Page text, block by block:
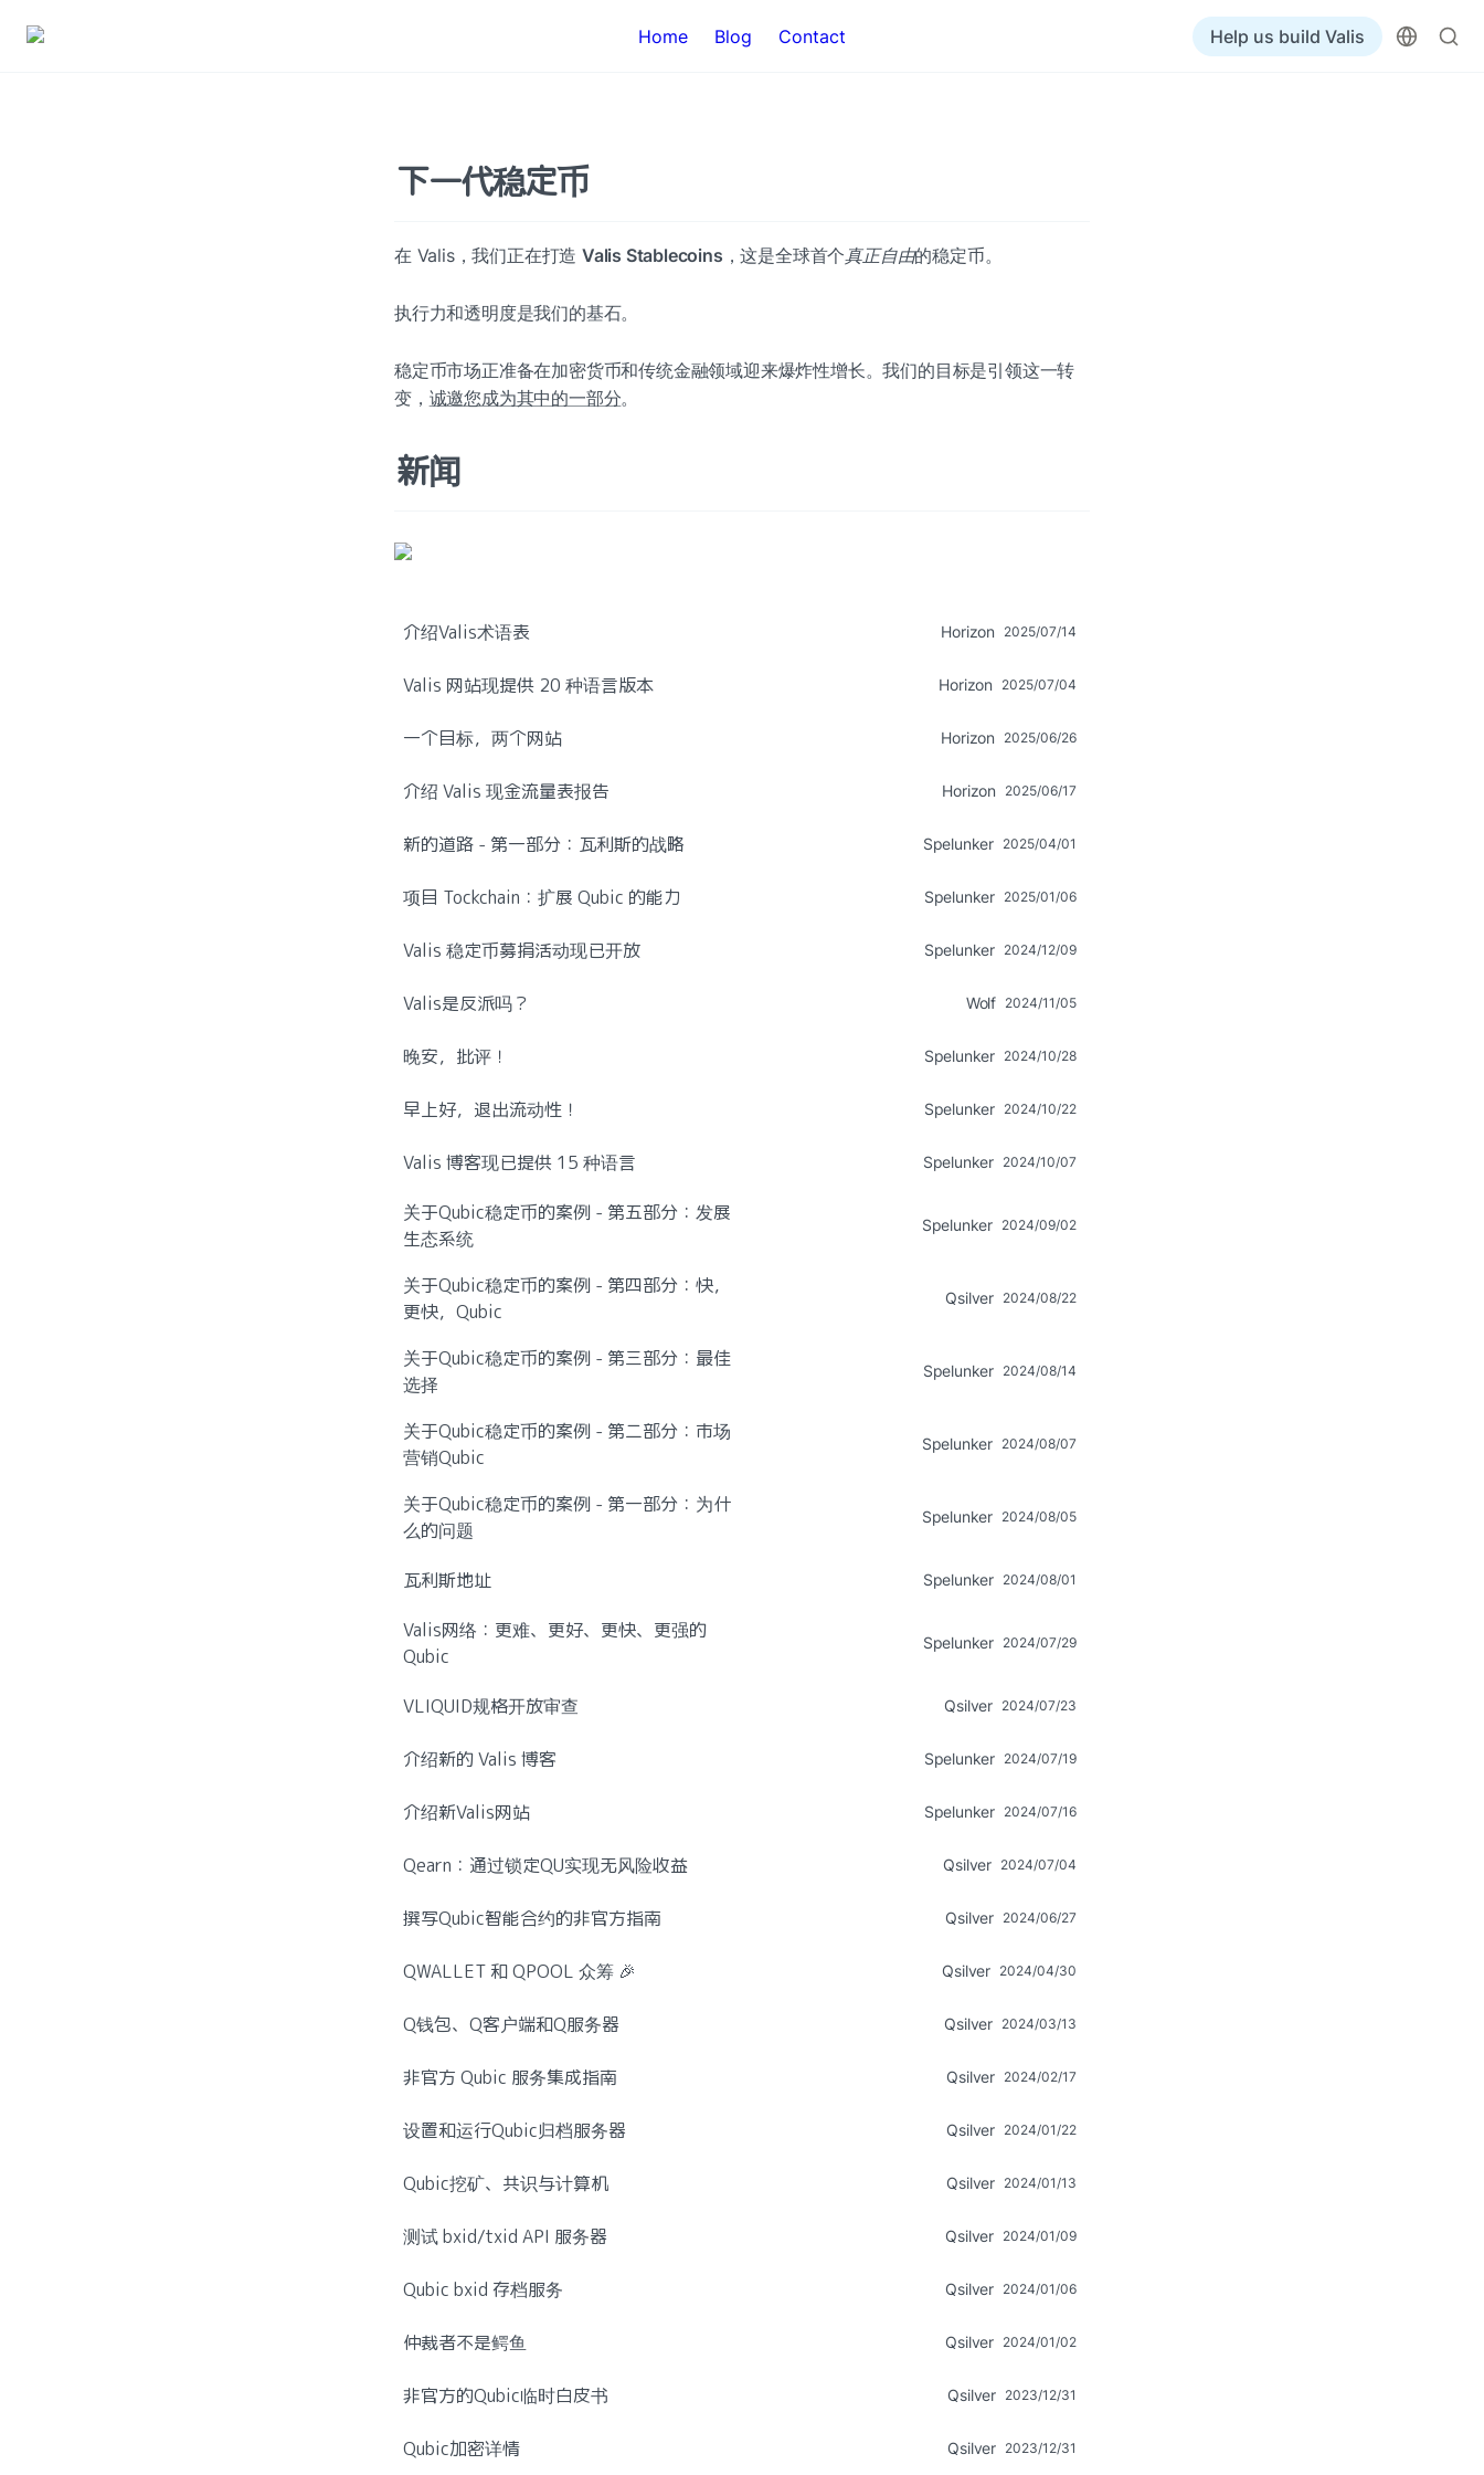
Home Blog Contact Help us build Valis
下一代稳定币
在 Valis，我们正在打造 Valis Stablecoins ，这是全球首个真正自由的稳定币。
执行力和透明度是我们的基石。
稳定币市场正准备在加密货币和传统金融领域迎来爆炸性增长。我们的目标是引领这一转
变， 诚邀您成为其中的一部分。
新闻
介绍Valis术语表 Horizon 2025/07/14
Valis 网站现提供 20 种语言版本 Horizon 2025/07/04
一个目标，两个网站 Horizon 2025/06/26
介绍 Valis 现金流量表报告 Horizon 2025/06/17
新的道路 - 第一部分：瓦利斯的战略 Spelunker 2025/04/01
项目 Tockchain：扩展 Qubic 的能力 Spelunker 2025/01/06
Valis 稳定币募捐活动现已开放 Spelunker 2024/12/09
Valis是反派吗？ Wolf 2024/11/05
晚安，批评！ Spelunker 2024/10/28
早上好，退出流动性！ Spelunker 2024/10/22
Valis 博客现已提供 15 种语言 Spelunker 2024/10/07
关于Qubic稳定币的案例 - 第五部分：发展
生态系统
Spelunker 2024/09/02
关于Qubic稳定币的案例 - 第四部分：快，
更快，Qubic
Qsilver 2024/08/22
关于Qubic稳定币的案例 - 第三部分：最佳
选择
Spelunker 2024/08/14
关于Qubic稳定币的案例 - 第二部分：市场
营销Qubic
Spelunker 2024/08/07
关于Qubic稳定币的案例 - 第一部分：为什
么的问题
Spelunker 2024/08/05
瓦利斯地址 Spelunker 2024/08/01
Valis网络：更难、更好、更快、更强的
Qubic
Spelunker 2024/07/29
VLIQUID规格开放审查 Qsilver 2024/07/23
介绍新的 Valis 博客 Spelunker 2024/07/19
介绍新Valis网站 Spelunker 2024/07/16
Qearn：通过锁定QU实现无风险收益 Qsilver 2024/07/04
撰写Qubic智能合约的非官方指南 Qsilver 2024/06/27
QWALLET 和 QPOOL 众筹 🎉 Qsilver 2024/04/30
Q钱包、Q客户端和Q服务器 Qsilver 2024/03/13
非官方 Qubic 服务集成指南 Qsilver 2024/02/17
设置和运行Qubic归档服务器 Qsilver 2024/01/22
Qubic挖矿、共识与计算机 Qsilver 2024/01/13
测试 bxid/txid API 服务器 Qsilver 2024/01/09
Qubic bxid 存档服务 Qsilver 2024/01/06
仲裁者不是鳄鱼 Qsilver 2024/01/02
非官方的Qubic临时白皮书 Qsilver 2023/12/31
Qubic加密详情 Qsilver 2023/12/31